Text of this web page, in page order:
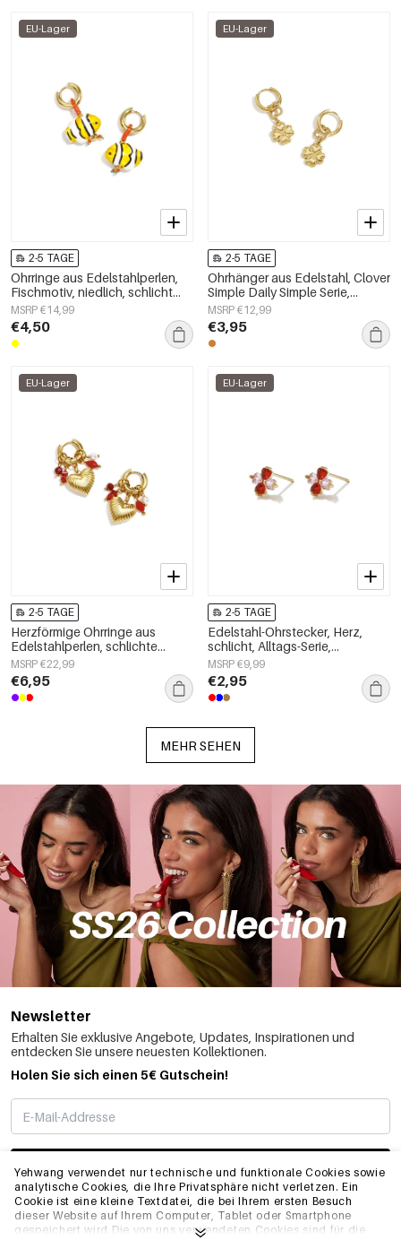
Yehwang verwendet nur technische und funktionale Cookies sowie
analytische Cookies, die Ihre Privatsphäre nicht verletzen. Ein
Cookie ist eine kleine Textdatei, die bei Ihrem ersten Besuch
dieser Website auf Ihrem Computer, Tablet oder Smartphone
gespeichert wird.Die von uns verwendeten Cookies sind für die
EU-Lager
2-5 TAGE
Ohrringe aus Edelstahlperlen,
Fischmotiv, niedlich, schlicht
und elegant, Damenschmuck
MSRP €14,99
€4,50
EU-Lager
2-5 TAGE
Ohrhänger aus Edelstahl, Clover
Simple Daily Simple Serie,
Damenschmuck
MSRP €12,99
€3,95
EU-Lager
2-5 TAGE
Herzförmige Ohrringe aus
Edelstahlperlen, schlichte
Alltags-Serie, Damenschmuck
MSRP €22,99
€6,95
EU-Lager
2-5 TAGE
Edelstahl-Ohrstecker, Herz,
schlicht, Alltags-Serie,
Damenschmuck
MSRP €9,99
€2,95
MEHR SEHEN
Newsletter
Erhalten Sie exklusive Angebote, Updates, Inspirationen und
entdecken Sie unsere neuesten Kollektionen.
Holen Sie sich einen 5€ Gutschein!
ABONNIEREN
INFO